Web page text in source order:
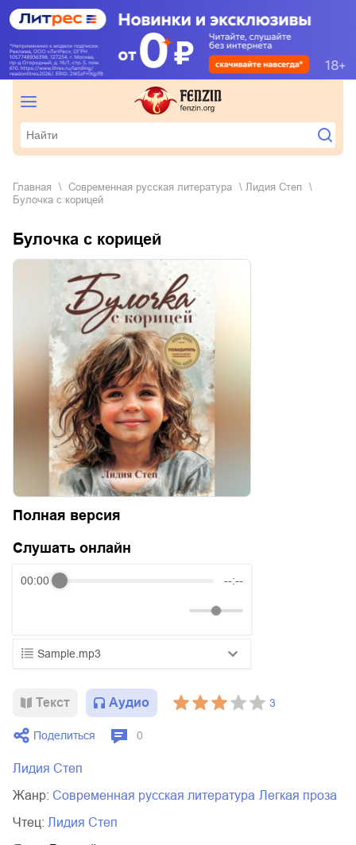
Главная современная русская литература
Лидия Степ
Булочка с корицей
Булочка с корицей
Полная версия
Слушать онлайн
00:00 --:--
Sample.mp3
02.mp3 20:50
03.mp3
Текст Аудио 3
Поделиться 0
Лидия Степ
Жанр:
современная русская литература
легкая проза
Чтец:
Лидия Степ